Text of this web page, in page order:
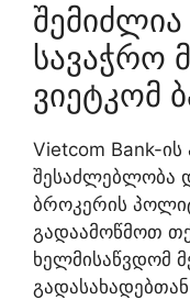
შემიძლია
სავაჭრო
ვიეტკომ
Vietcom Bank-ის
შესაძლებლობა
ბროკერის
გადაამოწმოთ
ხელმისაწვდომ